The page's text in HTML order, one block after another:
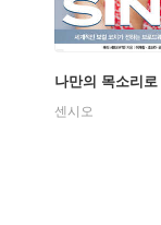
나만의 목소리
센시오